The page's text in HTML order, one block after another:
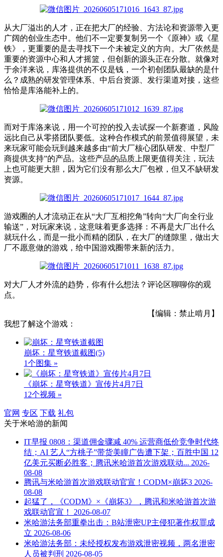
从大厂溢出的人才，正在把大厂的经验、方法论和资源带入更
广阔的创业生态中。他们不一定要复制另一个《原神》或《星
铁》， 更重要的是去寻找下一个未被定义的方向。大厂依然是
重要的资源中心和人才摇篮，但创新的源头正在分散。 就像对
于余洋来说，库洛提供的不仅是钱 ， 一个初创团队最缺的是什
么？成熟的研发管理体系、中后台资源、发行渠道对接，这些
恰恰是库洛能补上的。
而对于库洛来说，用一个可控的投入去试探一个新赛道，风险
远比自己从零搭团队要低。这种合作模式的前景值得展望 ，未
来玩家可能会玩到越来越多由“前大厂核心团队研发、中型厂
商提供支持”的产品。这些产品的品质上限更值得关注，玩法
上也可能更大胆，因为它们没有那么大厂包袱，但又不缺研发
资源。
游戏圈的人才流动正在从“大厂互相挖角”转向“大厂向全行业
输送” ， 对玩家来说，这意味着更多选择 ： 不再是大厂出什么
就玩什么，而是一批小而精的团队，在大厂的缝隙里，做出大
厂不愿意做的游戏 ， 给中国游戏圈带来新的活力 。
对大厂人才外流的趋势 ， 你有什么想法 ？ 评论区聊聊你的观
点。
【编辑：禁止啃月】
我想了解这个游戏：
崩坏：星穹铁道截图(5)
1个图集 »
《崩坏：星穹铁道》宣传片4月7日
12个视频 »
官网 专区 下载 礼包
关于米哈游的新闻
IT早报 0808：渠道佣金骤减 40% 运营商低价竞争时代终
结；AI 艺人“方桃子”带货美瞳广告遭下架；百胜中国 12
亿美元买断必胜客；腾讯米哈游首次游戏联动... 2026-
08-08
腾讯与米哈游首次游戏联动官宣！CODM×崩坏3 2026-
08-08
起猛了，《CODM》×《崩坏3》，腾讯和米哈游首次游
戏联动官宣！
2026-08-07
米哈游法务部重拳出击：B站泄密UP主侵犯著作权罪成
立 2026-08-06
米哈游法务部：未经授权发布游戏泄密视频，两名泄密
人员被判刑 2026-08-05